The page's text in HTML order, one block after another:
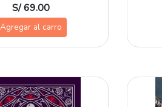
S/ 69.00
Agregar al carro